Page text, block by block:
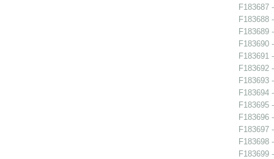
F183687
F183688
F183689
F183690
F183691
F183692
F183693
F183694
F183695
F183696
F183697
F183698
F183699